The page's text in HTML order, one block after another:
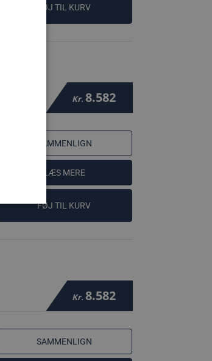
FØJ TIL KURV
Kr. 8.582
SAMMENLIGN
LÆS MERE
FØJ TIL KURV
Kr. 8.582
SAMMENLIGN